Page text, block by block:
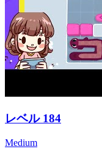
レベル 184
Medium